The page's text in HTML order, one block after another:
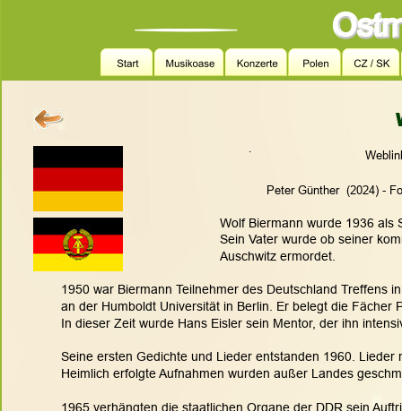
Peter Günther
.
Wolf Biermann wurde 1936 als
Sein Vater wurde ob seiner
Auschwitz ermordet.
1950 war Biermann Teilnehmer des Deutschland Treffens
an der Humboldt Universität in Berlin. Er belegt die
In dieser Zeit wurde Hans Eisler sein Mentor, der ihn
Seine ersten Gedichte und Lieder entstanden 1960.
Heimlich erfolgte Aufnahmen wurden außer Landes
1965 verhängten die staatlichen Organe der DDR sein